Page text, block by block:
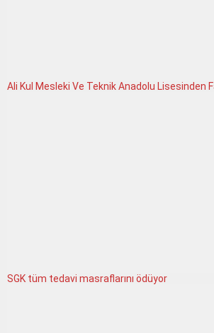
Ali Kul Mesleki Ve Teknik Anadolu Lisesinden
SGK tüm tedavi masraflarını ödüyor